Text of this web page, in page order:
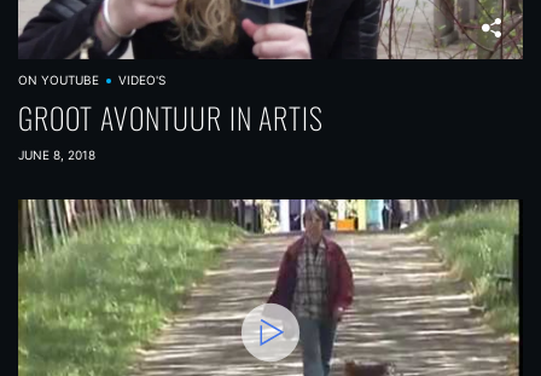
ON YOUTUBE VIDEO'S
GROOT AVONTUUR IN ARTIS
JUNE 8, 2018